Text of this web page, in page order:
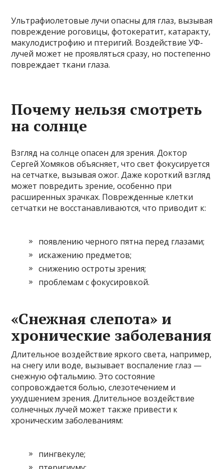
Ультрафиолетовые лучи опасны для глаз, вызывая
повреждение роговицы, фотокератит, катаракту,
макулодистрофию и птеригий. Воздействие УФ-
лучей может не проявляться сразу, но постепенно
повреждает ткани глаза.
Почему нельзя смотреть
на солнце
Взгляд на солнце опасен для зрения. Доктор
Сергей Хомяков объясняет, что свет фокусируется
на сетчатке, вызывая ожог. Даже короткий взгляд
может повредить зрение, особенно при
расширенных зрачках. Поврежденные клетки
сетчатки не восстанавливаются, что приводит к:
появлению черного пятна перед глазами;
искажению предметов;
снижению остроты зрения;
проблемам с фокусировкой.
«Снежная слепота» и
хронические заболевания
Длительное воздействие яркого света, например,
на снегу или воде, вызывает воспаление глаз —
снежную офтальмию. Это состояние
сопровождается болью, слезотечением и
ухудшением зрения. Длительное воздействие
солнечных лучей может также привести к
хроническим заболеваниям:
пингвекуле;